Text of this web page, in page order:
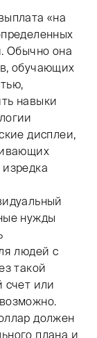
«на
Обычно она
обучающих
навыки
дисплеи,
нужды
людей с
такой
счет или
должен
плана и